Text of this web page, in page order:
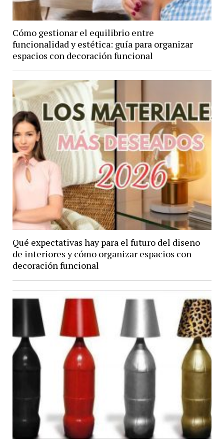
Cómo gestionar el equilibrio entre
funcionalidad y estética: guía para organizar
espacios con decoración funcional
Qué expectativas hay para el futuro del diseño
de interiores y cómo organizar espacios con
decoración funcional